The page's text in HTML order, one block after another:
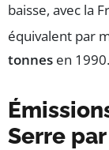
baisse, avec la
équivalent par
tonnes en 1990.
Serre